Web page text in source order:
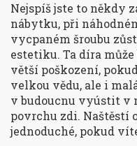
Nejspíš jste to někdy
nábytku, při
vycpaném šroubu
estetiku. Ta díra
větší poškození,
velkou vědu, ale i
v budoucnu vyústit v
povrchu zdi. Naštěstí
jednoduché, pokud